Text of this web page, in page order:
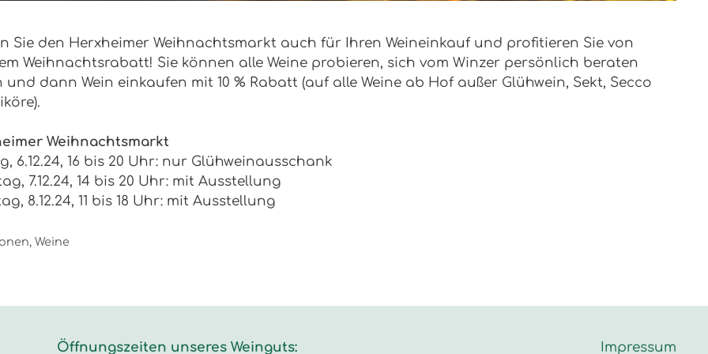
Sie den Herxheimer Weihnachtsmarkt auch für Ihren Weineinkauf und profitieren Sie von
Weihnachtsrabatt! Sie können alle Weine probieren, sich vom Winzer persönlich beraten
und dann Wein einkaufen mit 10 % Rabatt (auf alle Weine ab Hof außer Glühwein, Sekt, Secco
Weihnachtsmarkt
6.12.24, 16 bis 20 Uhr: nur Glühweinausschank
7.12.24, 14 bis 20 Uhr: mit Ausstellung
8.12.24, 11 bis 18 Uhr: mit Ausstellung
, Weine
Öffnungszeiten unseres Weinguts: Impressum